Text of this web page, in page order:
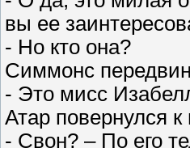
вы ее
- Но кто она?
Симмонс
- Это мисс
Атар повернулся
- Свон? – По его